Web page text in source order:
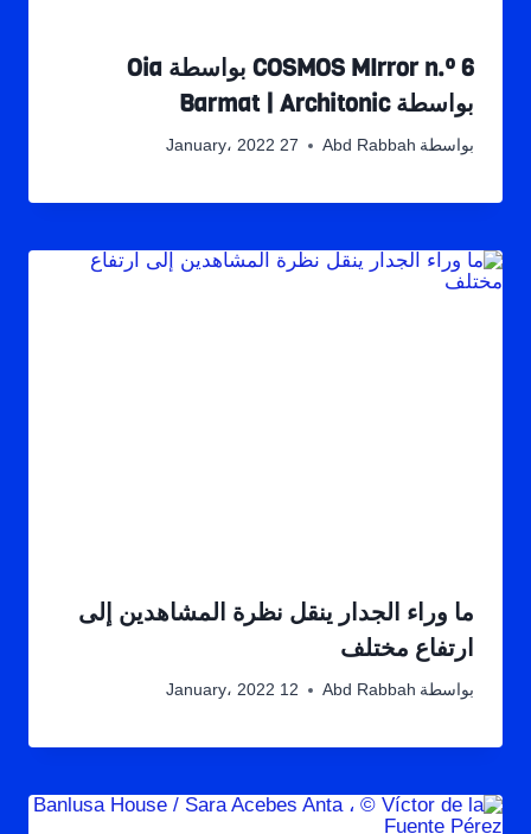
COSMOS MIrror n.º 6 بواسطة Oia
بواسطة Barmat | Architonic
بواسطة Abd Rabbah 27 January، 2022
ما وراء الجدار ينقل نظرة المشاهدين إلى
ارتفاع مختلف
بواسطة Abd Rabbah 12 January، 2022